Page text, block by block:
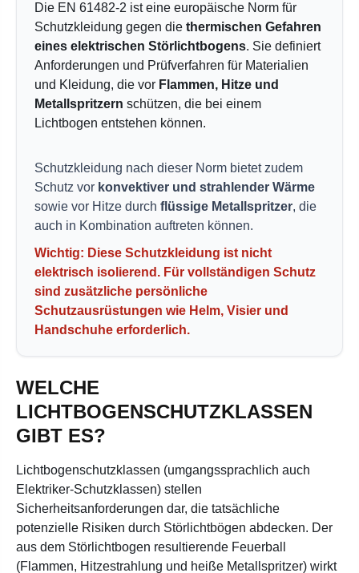
Die EN 61482-2 ist eine europäische Norm für
Schutzkleidung gegen die thermischen Gefahren
eines elektrischen Störlichtbogens. Sie definiert
Anforderungen und Prüfverfahren für Materialien
und Kleidung, die vor Flammen, Hitze und
Metallspritzern schützen, die bei einem
Lichtbogen entstehen können.
Schutzkleidung nach dieser Norm bietet zudem
Schutz vor konvektiver und strahlender Wärme
sowie vor Hitze durch flüssige Metallspritzer, die
auch in Kombination auftreten können.
Wichtig: Diese Schutzkleidung ist nicht
elektrisch isolierend . Für vollständigen Schutz
sind zusätzliche persönliche
Schutzausrüstungen wie Helm, Visier und
Handschuhe erforderlich.
WELCHE
LICHTBOGENSCHUTZKLASSEN
GIBT ES?
Lichtbogenschutzklassen (umgangssprachlich auch
Elektriker-Schutzklassen) stellen
Sicherheitsanforderungen dar, die tatsächliche
potenzielle Risiken durch Störlichtbögen abdecken. Der
aus dem Störlichtbogen resultierende Feuerball
(Flammen, Hitzestrahlung und heiße Metallspritzer) wirkt